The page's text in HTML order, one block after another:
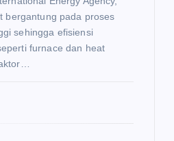
bergantung pada proses
sehingga efisiensi
furnace dan heat